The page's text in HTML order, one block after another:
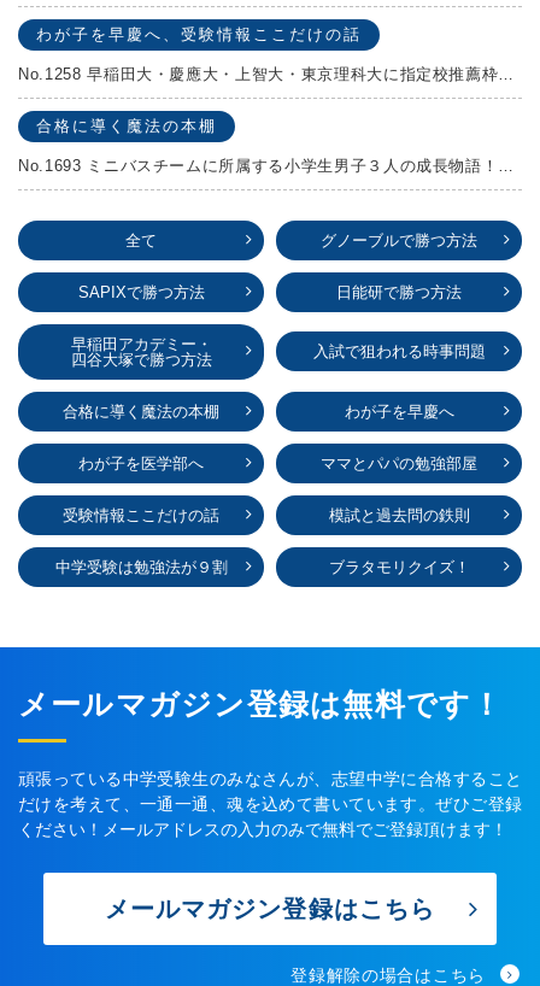
わが子を早慶へ、受験情報ここだけの話
合格に導く魔法の本棚
全て グノーブルで勝つ方法
SAPIXで勝つ方法 日能研で勝つ方法
早稲田アカデミー・
四谷大塚で勝つ方法
入試で狙われる時事問題
合格に導く魔法の本棚 わが子を早慶へ
わが子を医学部へ ママとパパの勉強部屋
受験情報ここだけの話 模試と過去問の鉄則
中学受験は勉強法が９割 ブラタモリクイズ！
メールマガジン登録は無料です！
頑張っている中学受験生のみなさんが、志望中学に合格すること
だけを考えて、一通一通、魂を込めて書いています。ぜひご登録
ください！メールアドレスの入力のみで無料でご登録頂けます！
メールマガジン登録はこちら
登録解除の場合はこちら